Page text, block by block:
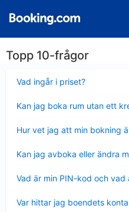
Topp 10-frågor
Vad ingår i priset?
mindre
Kan jag boka rum utan ett
mindre
Hur vet jag att min bokning
mindre
Kan jag avboka eller ändra
mindre
Vad är min PIN-kod och vad
mindre
Var hittar jag boendets
mindre